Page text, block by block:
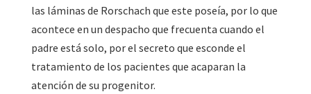
las láminas de Rorschach que este poseía, por lo que
acontece en un despacho que frecuenta cuando el
padre está solo, por el secreto que esconde el
tratamiento de los pacientes que acaparan la
atención de su progenitor.